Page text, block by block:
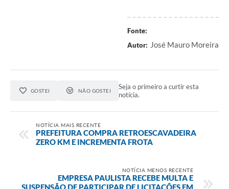
Fonte:
Autor: José Mauro Moreira
GOSTEI NÃO GOSTEI
Seja o primeiro a curtir esta
notícia.
NOTÍCIA MAIS RECENTE
PREFEITURA COMPRA RETROESCAVADEIRA
ZERO KM E INCREMENTA FROTA
NOTÍCIA MENOS RECENTE
EMPRESA PAULISTA RECEBE MULTA E
SUSPENSÃO DE PARTICIPAR DE LICITAÇÕES EM